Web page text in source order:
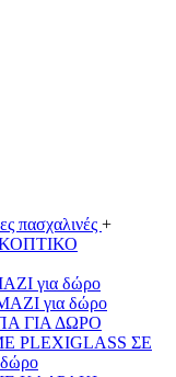
πασχαλινές +
για δώρο
για δώρο
ΓΙΑ ΔΩΡΟ
ΣΕ